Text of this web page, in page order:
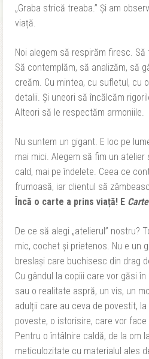
„Graba strică treaba.” Și am
viață.
Noi alegem să respirăm firesc. Să
Să contemplăm, să analizăm, să
creăm. Cu mintea, cu sufletul, cu
detalii. Și uneori să încălcăm
Alteori să le respectăm armoniile.
Nu suntem un gigant. E loc pe
mai mici. Alegem să fim un atelier
cald, mai pe îndelete. Ceea ce
frumoasă, iar clientul să
Încă o carte a prins viață! E
De ce să alegi „atelierul” nostru?
mic, cochet și prietenos. Nu e un
breslași care buchisesc din drag
Cu gândul la copiii care vor găsi
sau o realitate aspră, un vis, un
adulții care au ceva de povestit,
poveste, o istorisire, care vor
Pentru o întâlnire caldă, de la om
meticulozitate cu materialul ales